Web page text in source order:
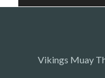
Vikings Muay